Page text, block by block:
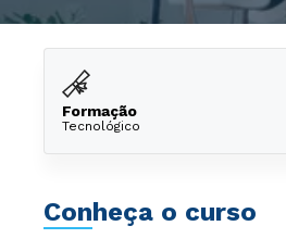
Formação
Tecnológico
Conheça o curso